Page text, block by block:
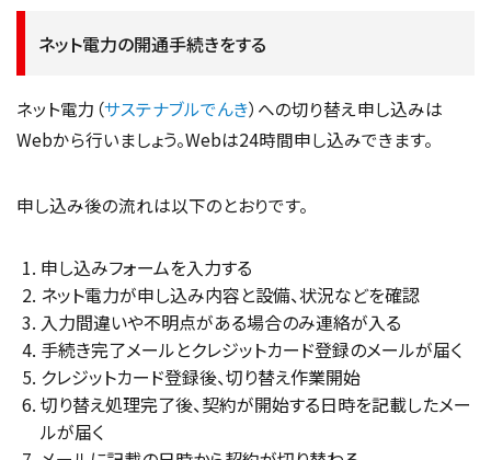
ネット電力の開通手続きをする
ネット電力（サステナブルでんき）への切り替え申し込みは
Webから行いましょう。Webは24時間申し込みできます。
申し込み後の流れは以下のとおりです。
申し込みフォームを入力する
ネット電力が申し込み内容と設備、状況などを確認
入力間違いや不明点がある場合のみ連絡が入る
手続き完了メールとクレジットカード登録のメールが届く
クレジットカード登録後、切り替え作業開始
切り替え処理完了後、契約が開始する日時を記載したメー
ルが届く